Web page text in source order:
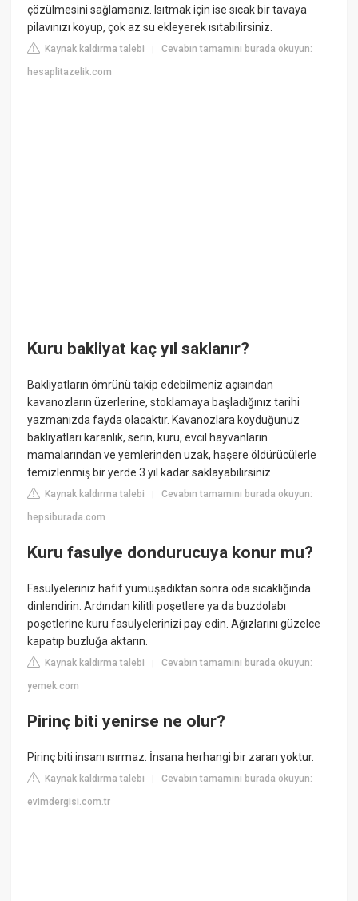
çözülmesini sağlamanız. Isıtmak için ise sıcak bir tavaya
pilavınızı koyup, çok az su ekleyerek ısıtabilirsiniz.
Kaynak kaldırma talebi |Cevabın tamamını burada okuyun:
hesaplitazelik.com
Kuru bakliyat kaç yıl saklanır?
Bakliyatların ömrünü takip edebilmeniz açısından
kavanozların üzerlerine, stoklamaya başladığınız tarihi
yazmanızda fayda olacaktır. Kavanozlara koyduğunuz
bakliyatları karanlık, serin, kuru, evcil hayvanların
mamalarından ve yemlerinden uzak, haşere öldürücülerle
temizlenmiş bir yerde 3 yıl kadar saklayabilirsiniz.
Kaynak kaldırma talebi |Cevabın tamamını burada okuyun:
hepsiburada.com
Kuru fasulye dondurucuya konur mu?
Fasulyeleriniz hafif yumuşadıktan sonra oda sıcaklığında
dinlendirin. Ardından kilitli poşetlere ya da buzdolabı
poşetlerine kuru fasulyelerinizi pay edin. Ağızlarını güzelce
kapatıp buzluğa aktarın.
Kaynak kaldırma talebi |Cevabın tamamını burada okuyun:
yemek.com
Pirinç biti yenirse ne olur?
Pirinç biti insanı ısırmaz. İnsana herhangi bir zararı yoktur.
Kaynak kaldırma talebi |Cevabın tamamını burada okuyun:
evimdergisi.com.tr